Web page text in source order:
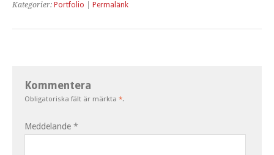
Kategorier: Portfolio Permalänk
Kommentera
Obligatoriska fält är märkta *.
Meddelande *